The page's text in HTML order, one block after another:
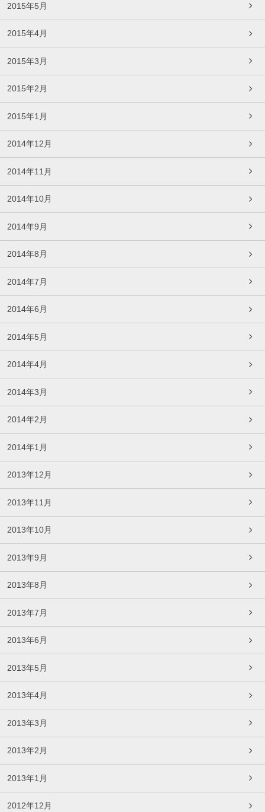
2015年5月
2015年4月
2015年3月
2015年2月
2015年1月
2014年12月
2014年11月
2014年10月
2014年9月
2014年8月
2014年7月
2014年6月
2014年5月
2014年4月
2014年3月
2014年2月
2014年1月
2013年12月
2013年11月
2013年10月
2013年9月
2013年8月
2013年7月
2013年6月
2013年5月
2013年4月
2013年3月
2013年2月
2013年1月
2012年12月